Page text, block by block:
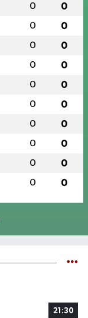
0 0
0 0
0 0
0 0
0 0
0 0
0 0
0 0
0 0
0 0
21:30